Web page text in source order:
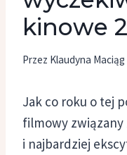
kinowe
Przez Klaudyna Maciąg
Jak co roku o tej
filmowy związany
i najbardziej